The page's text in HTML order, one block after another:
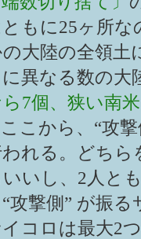
ともに25ヶ所
大陸の全領土
異なる数の大
7個、狭い南
こから、“攻
れる。どちら
いし、2人と
攻撃側” が振
コロは最大2